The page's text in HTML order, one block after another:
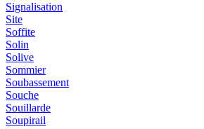
Signalisation
Site
Soffite
Solin
Solive
Sommier
Soubassement
Souche
Souillarde
Soupirail